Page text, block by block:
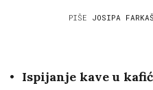
PIŠE JOSIPA FARKAŠ
Ispijanje kave u